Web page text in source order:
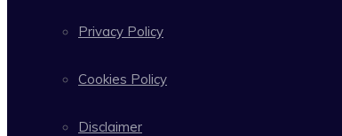
Privacy Policy
Cookies Policy
Disclaimer